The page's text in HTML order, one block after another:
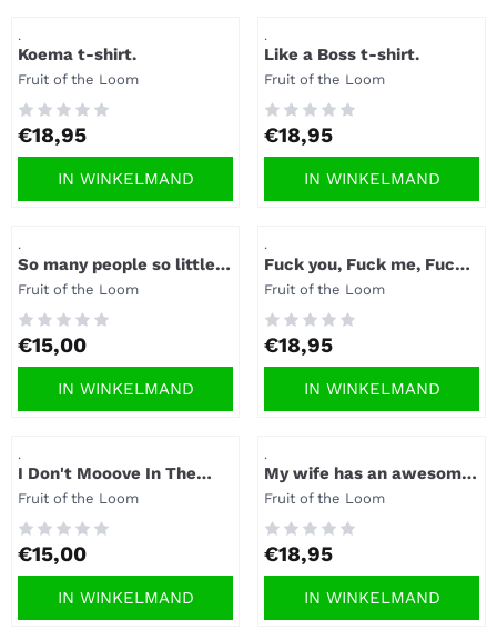
.
Koema t-shirt.
Merk:
Fruit of the Loom
Prijs: 18,95
€18,95
IN WINKELMAND
.
Like a Boss t-shirt.
Merk:
Fruit of the Loom
Prijs: 18,95
€18,95
IN WINKELMAND
Artikelnummer
.
So many people so little
time t-shirt.
Merk:
Fruit of the Loom
Prijs: 15,00
€15,00
IN WINKELMAND
Artikelnummer
.
Fuck you, Fuck me, Fuck
off t-shirt
Merk:
Fruit of the Loom
Prijs: 18,95
€18,95
IN WINKELMAND
.
I Don't Mooove In The
Mornings t-shirt.
Merk:
Fruit of the Loom
Prijs: 15,00
€15,00
IN WINKELMAND
.
My wife has an awesome
husband t-shirt.
Merk:
Fruit of the Loom
Prijs: 18,95
€18,95
IN WINKELMAND